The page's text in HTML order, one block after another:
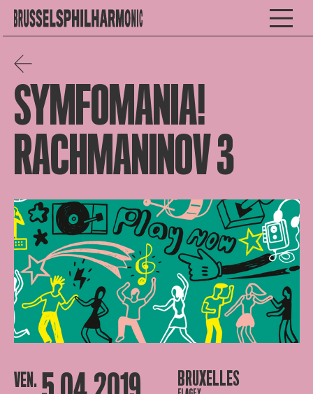
SYMFOMANIA!
RACHMANINOV 3
VEN. BRUXELLES